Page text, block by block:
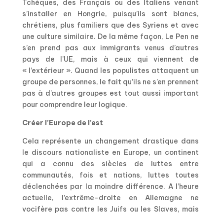
Tchèques, des Français ou des Italiens venant
s’installer en Hongrie, puisqu’ils sont blancs,
chrétiens, plus familiers que des Syriens et avec
une culture similaire. De la même façon, Le Pen ne
s’en prend pas aux immigrants venus d’autres
pays de l’UE, mais à ceux qui viennent de
« l’extérieur ». Quand les populistes attaquent un
groupe de personnes, le fait qu’ils ne s’en prennent
pas à d’autres groupes est tout aussi important
pour comprendre leur logique.
Créer l’Europe de l’est
Cela représente un changement drastique dans
le discours nationaliste en Europe, un continent
qui a connu des siècles de luttes entre
communautés, fois et nations, luttes toutes
déclenchées par la moindre différence. A l’heure
actuelle, l’extrême-droite en Allemagne ne
vocifère pas contre les Juifs ou les Slaves, mais